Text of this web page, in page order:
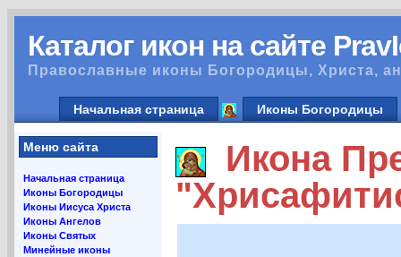
Каталог икон на сайте
Православные иконы Богородицы, Христа,
Начальная страница Иконы Богородицы
Меню сайта
Начальная страница
Иконы Богородицы
Иконы Иисуса Христа
Иконы Ангелов
Иконы Святых
Минейные иконы
Икона